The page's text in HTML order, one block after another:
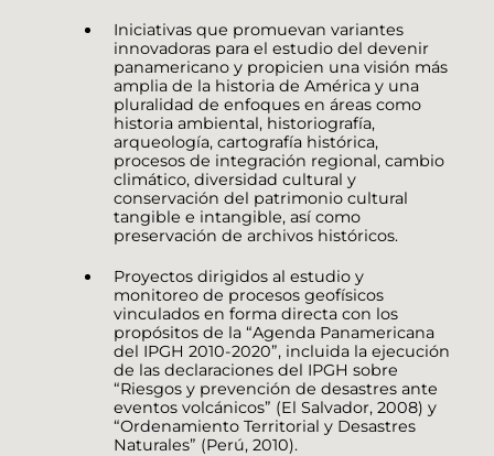
Iniciativas que promuevan variantes
innovadoras para el estudio del devenir
panamericano y propicien una visión más
amplia de la historia de América y una
pluralidad de enfoques en áreas como
historia ambiental, historiografía,
arqueología, cartografía histórica,
procesos de integración regional, cambio
climático, diversidad cultural y
conservación del patrimonio cultural
tangible e intangible, así como
preservación de archivos históricos.
Proyectos dirigidos al estudio y
monitoreo de procesos geofísicos
vinculados en forma directa con los
propósitos de la “Agenda Panamericana
del IPGH 2010-2020”, incluida la ejecución
de las declaraciones del IPGH sobre
“Riesgos y prevención de desastres ante
eventos volcánicos” (El Salvador, 2008) y
“Ordenamiento Territorial y Desastres
Naturales” (Perú, 2010).